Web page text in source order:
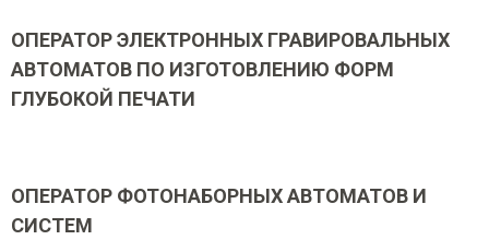
ОПЕРАТОР ЭЛЕКТРОННЫХ ГРАВИРОВАЛЬНЫХ
АВТОМАТОВ ПО ИЗГОТОВЛЕНИЮ ФОРМ
ГЛУБОКОЙ ПЕЧАТИ
ОПЕРАТОР ФОТОНАБОРНЫХ АВТОМАТОВ И
СИСТЕМ